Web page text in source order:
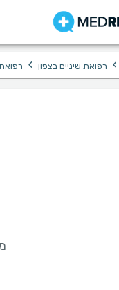
› רפואת שיניים בצפון ›